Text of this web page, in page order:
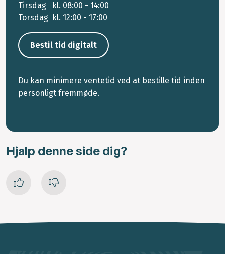
Tirsdag kl. 08:00 - 14:00
Torsdag kl. 12:00 - 17:00
Bestil tid digitalt
Du kan minimere ventetid ved at bestille tid inden
personligt fremmøde.
Hjalp denne side dig?